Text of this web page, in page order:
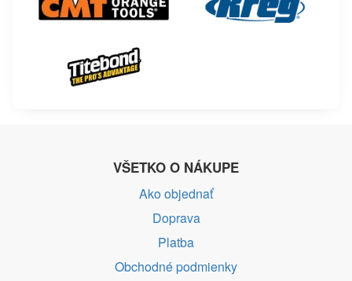
VŠETKO O NÁKUPE
Ako objednať
Doprava
Platba
Obchodné podmienky